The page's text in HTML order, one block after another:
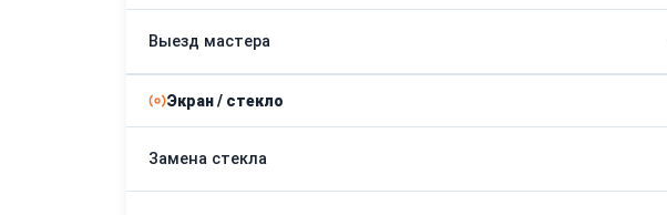
Выезд мастера
Экран / стекло
Замена стекла